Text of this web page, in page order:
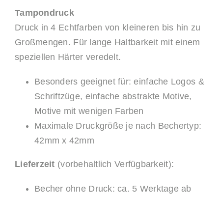
Tampondruck
Druck in 4 Echtfarben von kleineren bis hin zu
Großmengen. Für lange Haltbarkeit mit einem
speziellen Härter veredelt.
Besonders geeignet für: einfache Logos &
Schriftzüge, einfache abstrakte Motive,
Motive mit wenigen Farben
Maximale Druckgröße je nach Bechertyp:
42mm x 42mm
Lieferzeit (vorbehaltlich Verfügbarkeit):
Becher ohne Druck: ca. 5 Werktage ab